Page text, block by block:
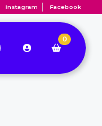
Instagram Facebook
0